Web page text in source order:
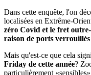
Dans cette enquête, l'on
localisées en Extrême-
zéro Covid et le fret
raison de ports
Mais qu'est-ce que cela
Friday de cette année?
particulièrement